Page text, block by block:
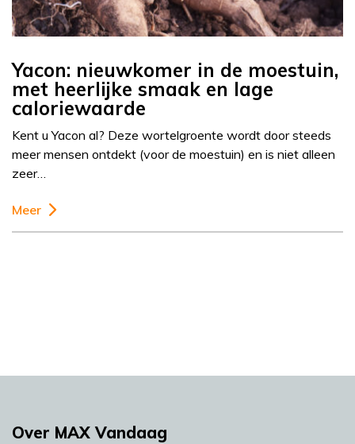
Yacon: nieuwkomer in de moestuin,
met heerlijke smaak en lage
caloriewaarde
Kent u Yacon al? Deze wortelgroente wordt door steeds
meer mensen ontdekt (voor de moestuin) en is niet alleen
zeer…
Meer
Over MAX Vandaag